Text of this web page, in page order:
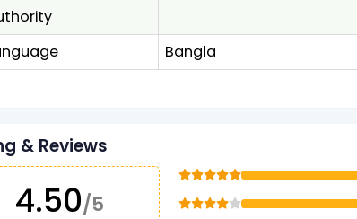
Bangla
& Reviews
4.50/5